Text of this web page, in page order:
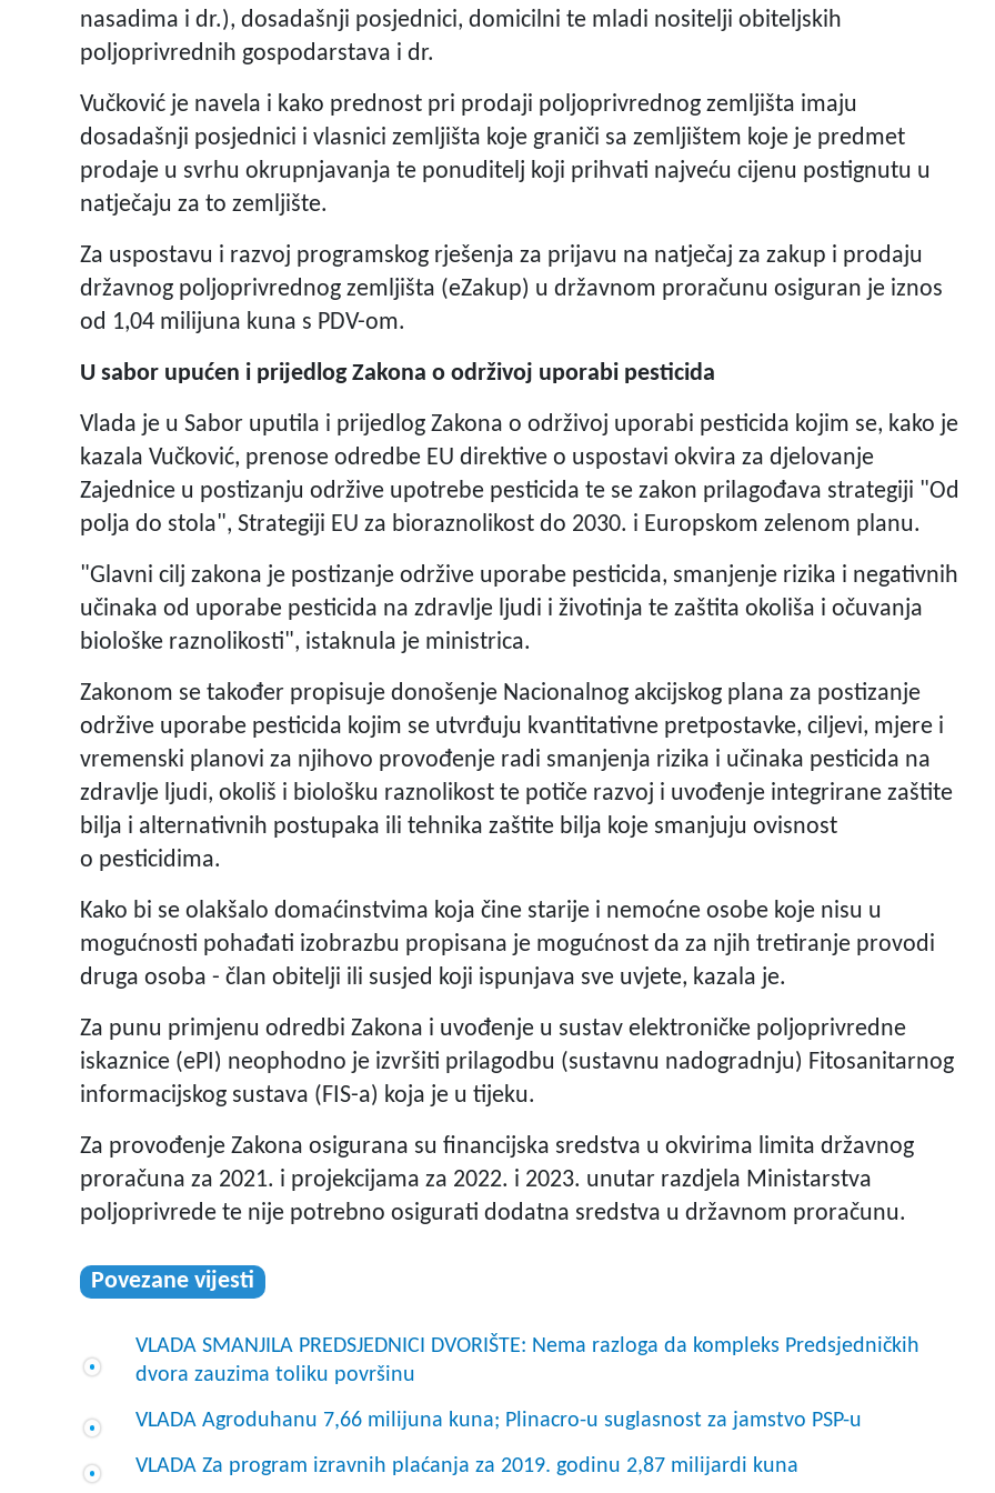
nasadima i dr.), dosadašnji posjednici, domicilni te mladi nositelji obiteljskih
poljoprivrednih gospodarstava i dr.
Vučković je navela i kako prednost pri prodaji poljoprivrednog zemljišta imaju
dosadašnji posjednici i vlasnici zemljišta koje graniči sa zemljištem koje je predmet
prodaje u svrhu okrupnjavanja te ponuditelj koji prihvati najveću cijenu postignutu u
natječaju za to zemljište.
Za uspostavu i razvoj programskog rješenja za prijavu na natječaj za zakup i prodaju
državnog poljoprivrednog zemljišta (eZakup) u državnom proračunu osiguran je iznos
od 1,04 milijuna kuna s PDV-om.
U sabor upućen i prijedlog Zakona o održivoj uporabi pesticida
Vlada je u Sabor uputila i prijedlog Zakona o održivoj uporabi pesticida kojim se, kako je
kazala Vučković, prenose odredbe EU direktive o uspostavi okvira za djelovanje
Zajednice u postizanju održive upotrebe pesticida te se zakon prilagođava strategiji "Od
polja do stola", Strategiji EU za bioraznolikost do 2030. i Europskom zelenom planu.
"Glavni cilj zakona je postizanje održive uporabe pesticida, smanjenje rizika i negativnih
učinaka od uporabe pesticida na zdravlje ljudi i životinja te zaštita okoliša i očuvanja
biološke raznolikosti", istaknula je ministrica.
Zakonom se također propisuje donošenje Nacionalnog akcijskog plana za postizanje
održive uporabe pesticida kojim se utvrđuju kvantitativne pretpostavke, ciljevi, mjere i
vremenski planovi za njihovo provođenje radi smanjenja rizika i učinaka pesticida na
zdravlje ljudi, okoliš i biološku raznolikost te potiče razvoj i uvođenje integrirane zaštite
bilja i alternativnih postupaka ili tehnika zaštite bilja koje smanjuju ovisnost
o pesticidima.
Kako bi se olakšalo domaćinstvima koja čine starije i nemoćne osobe koje nisu u
mogućnosti pohađati izobrazbu propisana je mogućnost da za njih tretiranje provodi
druga osoba - član obitelji ili susjed koji ispunjava sve uvjete, kazala je.
Za punu primjenu odredbi Zakona i uvođenje u sustav elektroničke poljoprivredne
iskaznice (ePI) neophodno je izvršiti prilagodbu (sustavnu nadogradnju) Fitosanitarnog
informacijskog sustava (FIS-a) koja je u tijeku.
Za provođenje Zakona osigurana su financijska sredstva u okvirima limita državnog
proračuna za 2021. i projekcijama za 2022. i 2023. unutar razdjela Ministarstva
poljoprivrede te nije potrebno osigurati dodatna sredstva u državnom proračunu.
Povezane vijesti
VLADA SMANJILA PREDSJEDNICI DVORIŠTE: Nema razloga da kompleks Predsjedničkih
dvora zauzima toliku površinu
VLADA Agroduhanu 7,66 milijuna kuna; Plinacro-u suglasnost za jamstvo PSP-u
VLADA Za program izravnih plaćanja za 2019. godinu 2,87 milijardi kuna